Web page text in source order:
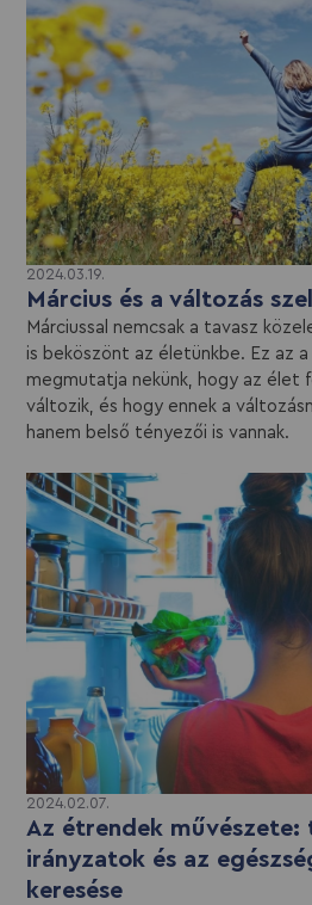
2024.03.19.
Március és a változás
Márciussal nemcsak a tavasz
is beköszönt az életünkbe. Ez az
megmutatja nekünk, hogy az élet
változik, és hogy ennek a
hanem belső tényezői is vannak.
2024.02.07.
Az étrendek művészete:
irányzatok és az
keresése